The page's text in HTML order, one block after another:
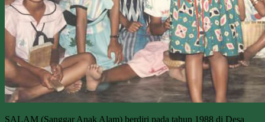
SALAM (Sanggar Anak Alam) berdiri pada tahun 1988 di Desa